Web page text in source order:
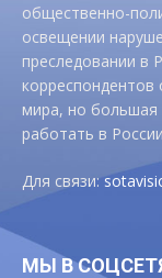
общественно-
освещении
преследовании в
мира, но большая
работать в
Для связи:
МЫ В